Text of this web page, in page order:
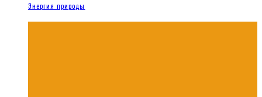
Энергия природы